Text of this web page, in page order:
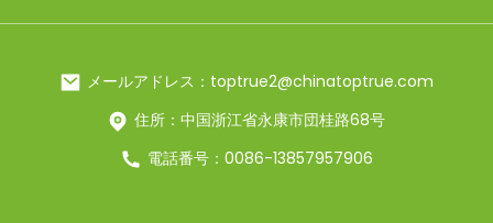
メールアドレス：toptrue2@chinatoptrue.com
住所：中国浙江省永康市団桂路68号
電話番号：0086-13857957906